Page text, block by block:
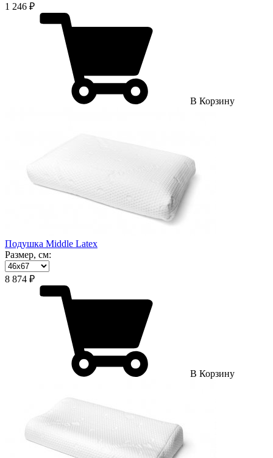
1 246 ₽
В Корзину
Подушка Middle Latex
Размер, см:
8 874 ₽
В Корзину